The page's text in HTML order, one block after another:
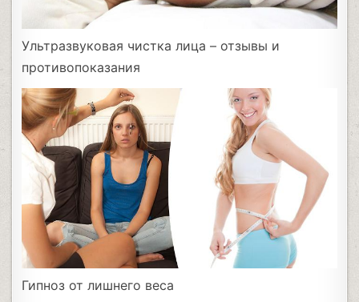
Ультразвуковая чистка лица – отзывы и
противопоказания
Гипноз от лишнего веса